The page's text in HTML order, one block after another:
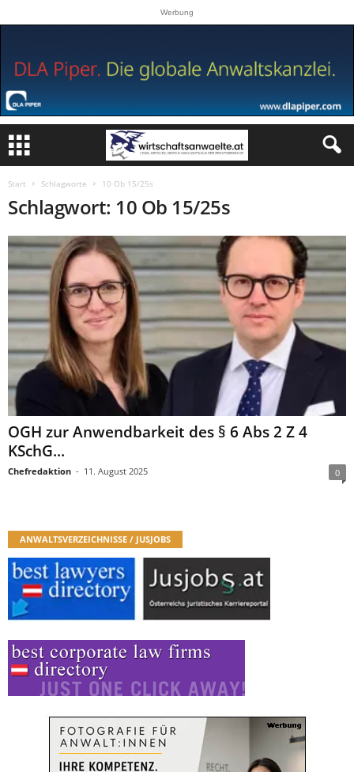
Werbung
Start Schlagworte 10 Ob 15/25s
Schlagwort: 10 Ob 15/25s
OGH zur Anwendbarkeit des § 6 Abs 2 Z 4
KSchG...
Chefredaktion - 11. August 2025 0
ANWALTSVERZEICHNISSE / JUSJOBS